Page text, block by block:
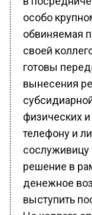
особо
обвиняемая
своей
готовы
вынесения
физических
телефону и
решение в
денежное
Но коллега